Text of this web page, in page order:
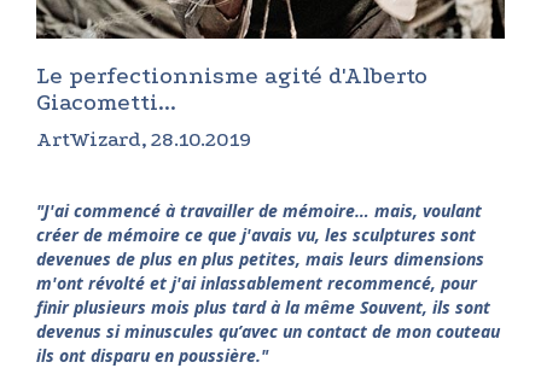
Le perfectionnisme agité d'Alberto
Giacometti...
ArtWizard, 28.10.2019
"J'ai commencé à travailler de mémoire… mais, voulant
créer de mémoire ce que j'avais vu, les sculptures sont
devenues de plus en plus petites, mais leurs dimensions
m'ont révolté et j'ai inlassablement recommencé, pour
finir plusieurs mois plus tard à la même Souvent, ils sont
devenus si minuscules qu’avec un contact de mon couteau
ils ont disparu en poussière."